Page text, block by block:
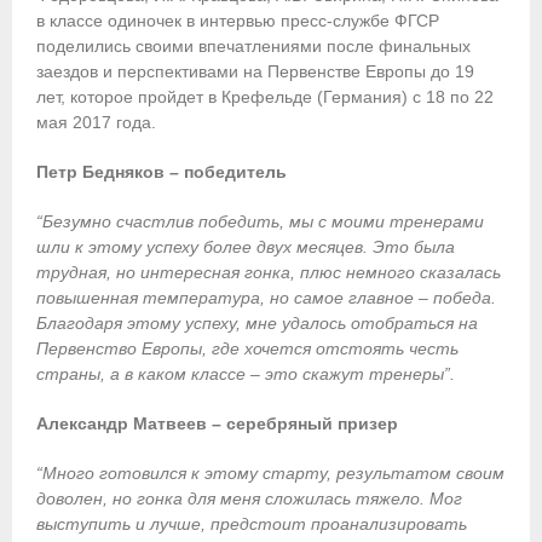
Приобретение спортивной страховки
Документы
- Подготовка спортивного резерва
- Правила гребного спорта
Организации
- Документы
в классе одиночек в интервью пресс-службе ФГСР
поделились своими впечатлениями после финальных
заездов и перспективами на Первенстве Европы до 19
лет, которое пройдет в Крефельде (Германия) с 18 по 22
мая 2017 года.
Петр Бедняков – победитель
“Безумно счастлив победить, мы с моими тренерами
шли к этому успеху более двух месяцев. Это была
трудная, но интересная гонка, плюс немного сказалась
повышенная температура, но самое главное – победа.
Благодаря этому успеху, мне удалось отобраться на
Первенство Европы, где хочется отстоять честь
страны, а в каком классе – это скажут тренеры”.
Александр Матвеев – серебряный призер
“Много готовился к этому старту, результатом своим
доволен, но гонка для меня сложилась тяжело. Мог
выступить и лучше, предстоит проанализировать